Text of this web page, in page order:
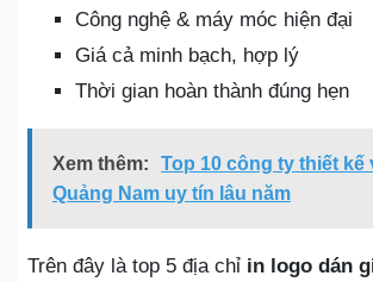
Công nghệ & máy móc hiện đại
Giá cả minh bạch, hợp lý
Thời gian hoàn thành đúng hẹn
Xem thêm:
Top 10 công ty thiết kế
Quảng Nam uy tín lâu năm
Trên đây là top 5 địa chỉ in logo dán